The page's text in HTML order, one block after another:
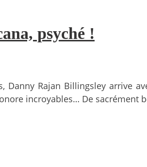
psyché !
Rajan Billingsley arrive
incroyables… De sacrément